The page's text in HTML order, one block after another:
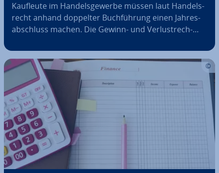
Kaufleute im Han­dels­ge­wer­be müssen laut Han­dels­
recht anhand doppelter Buch­füh­rung einen Jah­res­
ab­schluss machen. Die Gewinn- und Ver­lust­rech­
lich zeichnet sie ein de­tail­lier­tes Bild vom Erfolg des
ab­ge­lau­fe­nen Ge­schäfts­jahrs. Wenn…